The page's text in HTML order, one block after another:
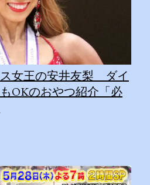
女王の安井友梨 ダイ
OKのおやつ紹介「必